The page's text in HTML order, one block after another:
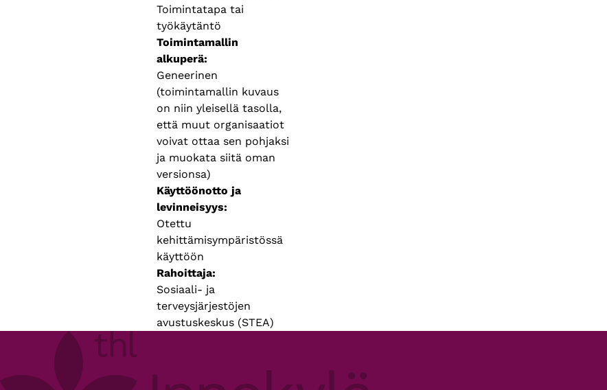
Toimintatapa tai
työkäytäntö
Toimintamallin
alkuperä
Geneerinen
(toimintamallin kuvaus
on niin yleisellä tasolla,
että muut organisaatiot
voivat ottaa sen pohjaksi
ja muokata siitä oman
versionsa)
Käyttöönotto ja
levinneisyys
Otettu
kehittämisympäristössä
käyttöön
Rahoittaja
Sosiaali- ja
terveysjärjestöjen
avustuskeskus (STEA)